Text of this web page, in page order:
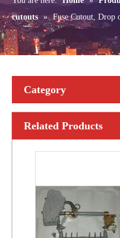
cutouts » Fuse Cutout, Drop
Category
Related Products